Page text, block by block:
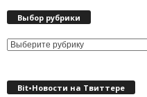
Выбор рубрики
Выбор
Bit•Новости на Твиттере